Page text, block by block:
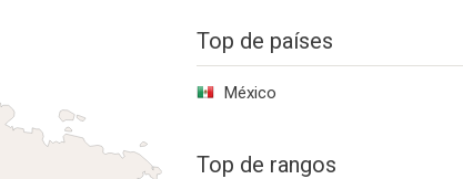
Top de países
México
Top de rangos